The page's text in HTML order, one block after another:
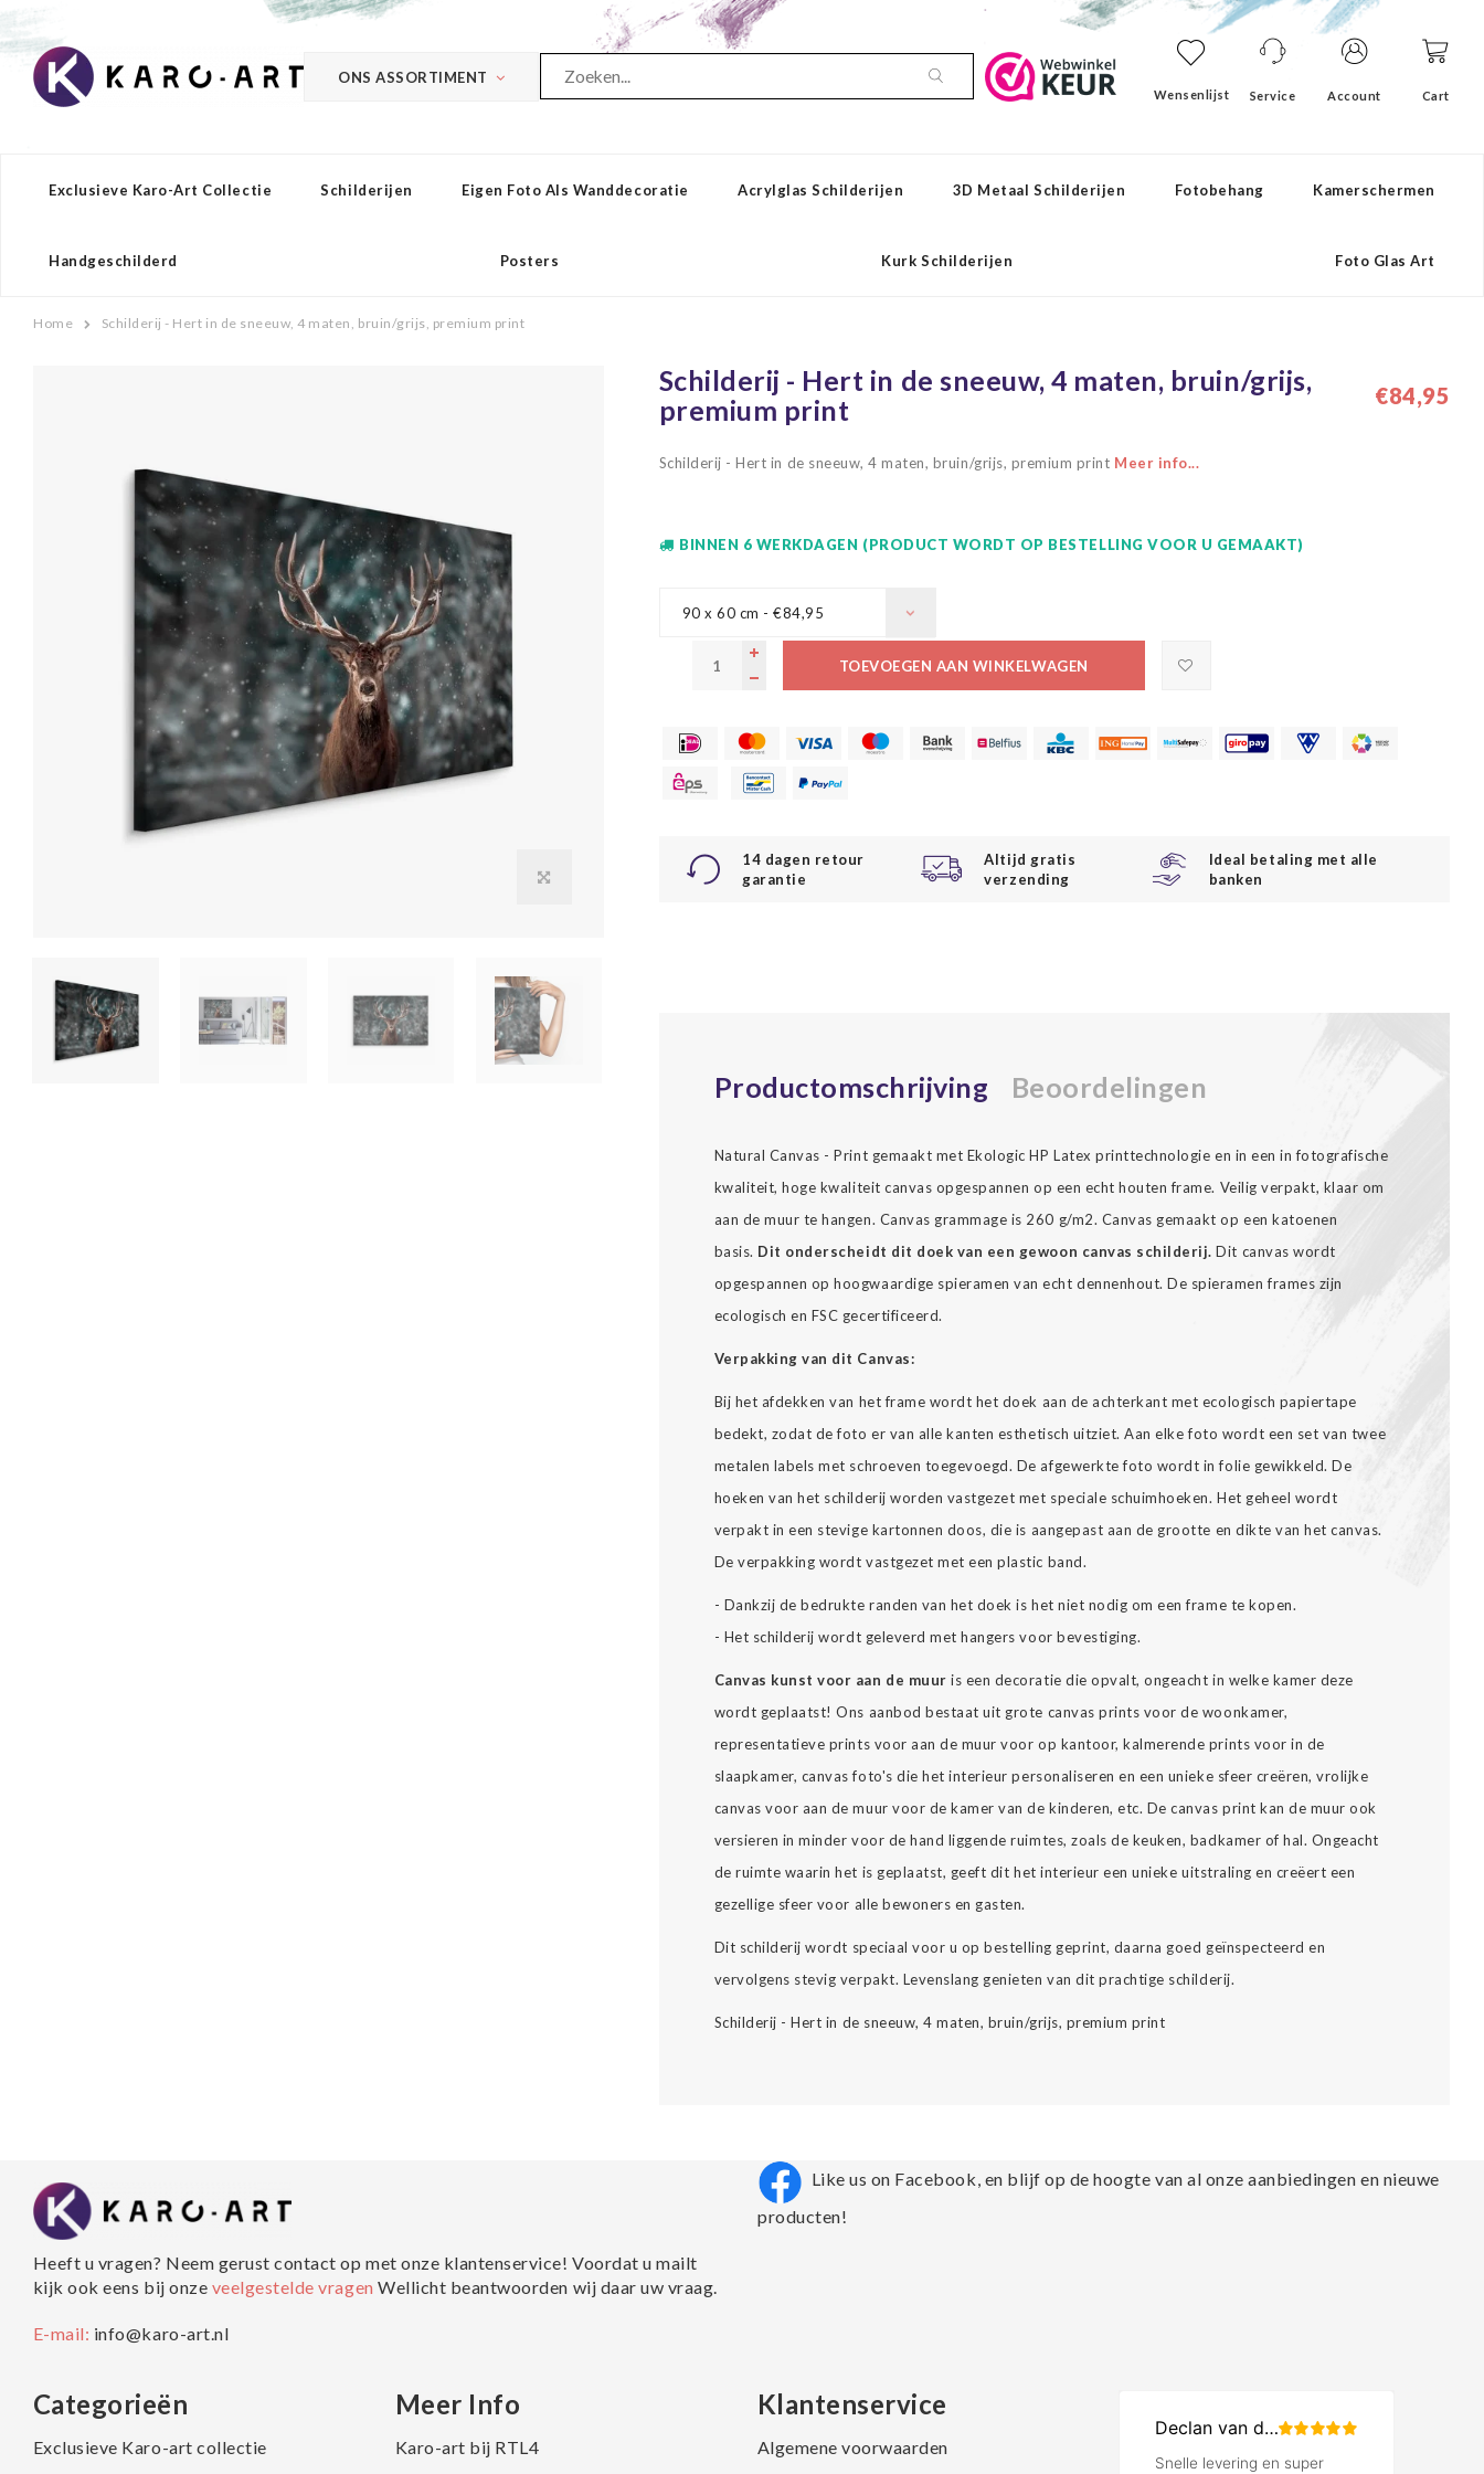
ONS ASSORTIMENT
Wensenlijst Service Account Cart
Exclusieve Karo-Art Collectie Schilderijen Eigen Foto Als Wanddecoratie Acrylglas Schilderijen 3D Metaal Schilderijen Fotobehang Kamerschermen
Handgeschilderd Posters Kurk Schilderijen Foto Glas Art
Home Schilderij - Hert in de sneeuw, 4 maten, bruin/grijs, premium print
Schilderij - Hert in de sneeuw, 4 maten, bruin/grijs,
premium print
€84,95
Schilderij - Hert in de sneeuw, 4 maten, bruin/grijs, premium print Meer info...
BINNEN 6 WERKDAGEN (PRODUCT WORDT OP BESTELLING VOOR U GEMAAKT)
90 x 60 cm - €84,95
TOEVOEGEN AAN WINKELWAGEN
14 dagen retour
garantie
Altijd gratis
verzending
Ideal betaling met alle
banken
Productomschrijving Beoordelingen
Natural Canvas - Print gemaakt met Ekologic HP Latex printtechnologie en in een in fotografische
kwaliteit, hoge kwaliteit canvas opgespannen op een echt houten frame. Veilig verpakt, klaar om
aan de muur te hangen. Canvas grammage is 260 g/m2. Canvas gemaakt op een katoenen
basis. Dit onderscheidt dit doek van een gewoon canvas schilderij. Dit canvas wordt
opgespannen op hoogwaardige spieramen van echt dennenhout. De spieramen frames zijn
ecologisch en FSC gecertificeerd.
Verpakking van dit Canvas:
Bij het afdekken van het frame wordt het doek aan de achterkant met ecologisch papiertape
bedekt, zodat de foto er van alle kanten esthetisch uitziet. Aan elke foto wordt een set van twee
metalen labels met schroeven toegevoegd. De afgewerkte foto wordt in folie gewikkeld. De
hoeken van het schilderij worden vastgezet met speciale schuimhoeken. Het geheel wordt
verpakt in een stevige kartonnen doos, die is aangepast aan de grootte en dikte van het canvas.
De verpakking wordt vastgezet met een plastic band.
- Dankzij de bedrukte randen van het doek is het niet nodig om een frame te kopen.
- Het schilderij wordt geleverd met hangers voor bevestiging.
Canvas kunst voor aan de muur is een decoratie die opvalt, ongeacht in welke kamer deze
wordt geplaatst! Ons aanbod bestaat uit grote canvas prints voor de woonkamer,
representatieve prints voor aan de muur voor op kantoor, kalmerende prints voor in de
slaapkamer, canvas foto's die het interieur personaliseren en een unieke sfeer creëren, vrolijke
canvas voor aan de muur voor de kamer van de kinderen, etc. De canvas print kan de muur ook
versieren in minder voor de hand liggende ruimtes, zoals de keuken, badkamer of hal. Ongeacht
de ruimte waarin het is geplaatst, geeft dit het interieur een unieke uitstraling en creëert een
gezellige sfeer voor alle bewoners en gasten.
Dit schilderij wordt speciaal voor u op bestelling geprint, daarna goed geïnspecteerd en
vervolgens stevig verpakt. Levenslang genieten van dit prachtige schilderij.
Schilderij - Hert in de sneeuw, 4 maten, bruin/grijs, premium print
Heeft u vragen? Neem gerust contact op met onze klantenservice! Voordat u mailt
kijk ook eens bij onze veelgestelde vragenWellicht beantwoorden wij daar uw vraag.
E-mail: info@karo-art.nl
Like us on Facebook, en blijf op de hoogte van al onze aanbiedingen en nieuwe
producten!
Categorieën
Exclusieve Karo-art collectie
Meer Info
Karo-art bij RTL4
Klantenservice
Algemene voorwaarden